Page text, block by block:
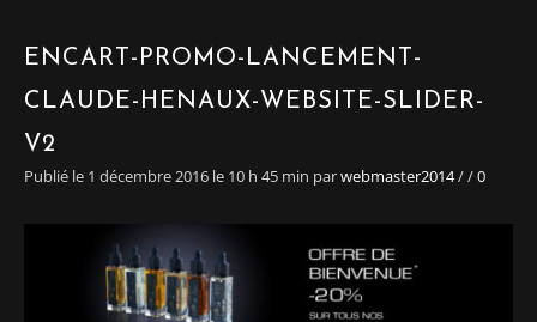
ENCART-PROMO-LANCEMENT-
CLAUDE-HENAUX-WEBSITE-SLIDER-
V2
Publié le 1 décembre 2016 le 10 h 45 min parwebmaster2014//0